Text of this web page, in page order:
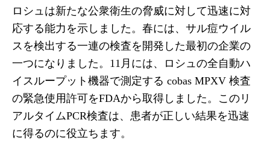
ロシュは新たな公衆衛生の脅威に対して迅速に対
応する能力を示しました。春には、サル痘ウイル
スを検出する一連の検査を開発した最初の企業の
一つになりました。11月には、ロシュの全自動ハ
イスループット機器で測定する cobas MPXV 検査
の緊急使用許可をFDAから取得しました。このリ
アルタイムPCR検査は、患者が正しい結果を迅速
に得るのに役立ちます。